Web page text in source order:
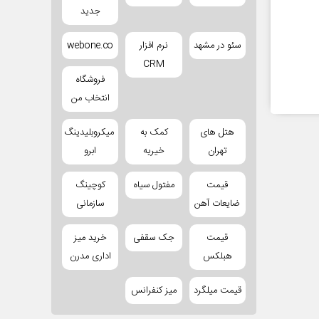
جدید
سئو در مشهد
نرم افزار
CRM
webone.co
فروشگاه
انتخاب من
هتل های
تهران
کمک به
خیریه
میکروبلیدینگ
ابرو
قیمت
ضایعات آهن
مفتول سیاه
کوچینگ
سازمانی
قیمت
هبلکس
جک سقفی
خرید میز
اداری مدرن
قیمت میلگرد میز کنفرانس